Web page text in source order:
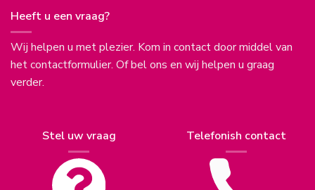
Heeft u een vraag?
Wij helpen u met plezier. Kom in contact door middel van
het contactformulier. Of bel ons en wij helpen u graag
verder.
Stel uw vraag Telefonish contact